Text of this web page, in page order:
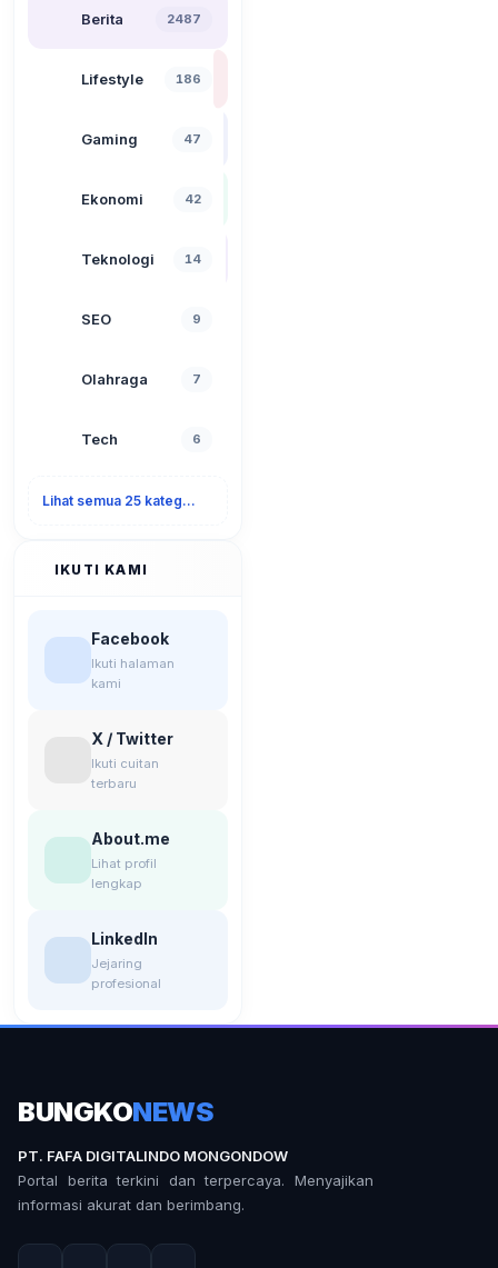
Berita 2487
Lifestyle 186
Gaming 47
Ekonomi 42
Teknologi 14
SEO 9
Olahraga 7
Tech 6
Lihat semua 25 kategori
IKUTI KAMI
Facebook
Ikuti halaman
kami
X / Twitter
Ikuti cuitan
terbaru
About.me
Lihat profil
lengkap
LinkedIn
Jejaring
profesional
BUNGKONEWS
PT. FAFA DIGITALINDO MONGONDOW
Portal berita terkini dan terpercaya. Menyajikan
informasi akurat dan berimbang.